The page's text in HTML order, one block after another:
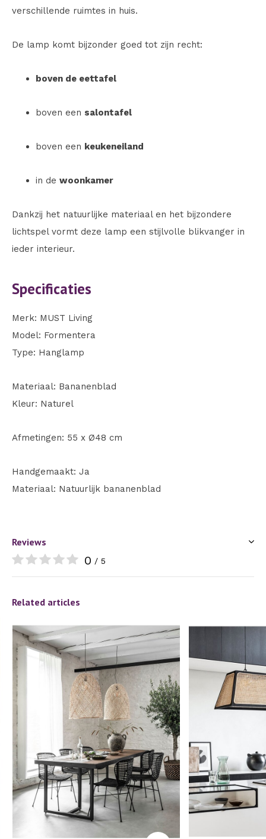
verschillende ruimtes in huis.
De lamp komt bijzonder goed tot zijn recht:
boven de eettafel
boven een salontafel
boven een keukeneiland
in de woonkamer
Dankzij het natuurlijke materiaal en het bijzondere
lichtspel vormt deze lamp een stijlvolle blikvanger in
ieder interieur.
Specificaties
Merk: MUST Living
Model: Formentera
Type: Hanglamp
Materiaal: Bananenblad
Kleur: Naturel
Afmetingen: 55 x Ø48 cm
Handgemaakt: Ja
Materiaal: Natuurlijk bananenblad
Reviews
0 / 5
Related articles